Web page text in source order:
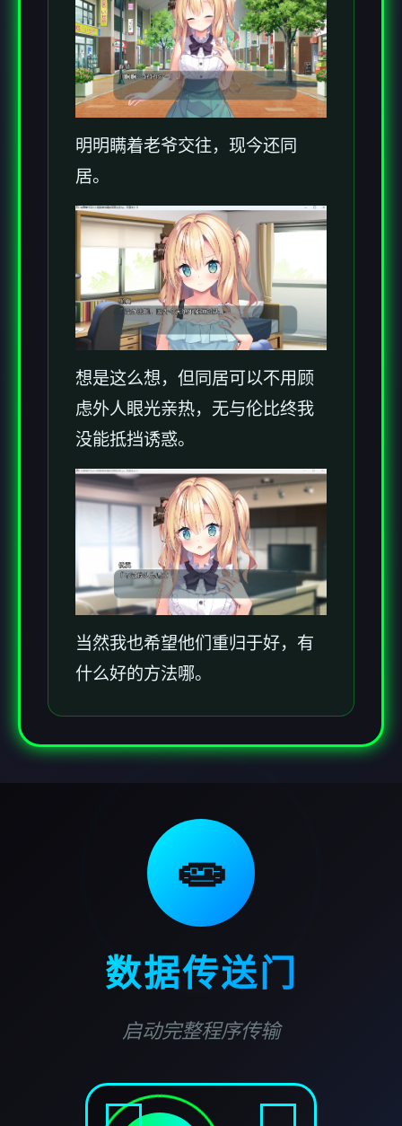
明明瞒着老爷交往，现今还同
居。
想是这么想，但同居可以不用顾
虑外人眼光亲热，无与伦比终我
没能抵挡诱惑。
当然我也希望他们重归于好，有
什么好的方法哪。
🧫
数据传送门
启动完整程序传输